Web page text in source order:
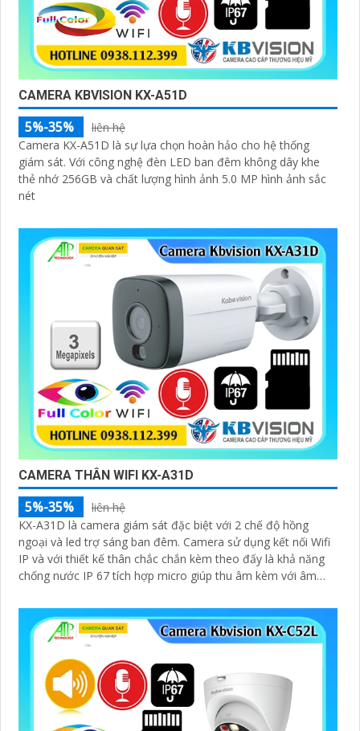
CAMERA KBVISION KX-A51D
5%-35%
liên hệ
Camera KX-A51D là sự lựa chọn hoàn hảo cho hệ thống
giám sát. Với công nghệ đèn LED ban đêm không dây khe
thẻ nhớ 256GB và chất lượng hình ảnh 5.0 MP hình ảnh sắc
nét
CAMERA THÂN WIFI KX-A31D
5%-35%
liên hệ
KX-A31D là camera giám sát đặc biệt với 2 chế độ hồng
ngoại và led trợ sáng ban đêm. Camera sử dụng kết nối Wifi
IP và với thiết kế thân chắc chắn kèm theo đấy là khả năng
chống nước IP 67 tích hợp micro giúp thu âm kèm với âm